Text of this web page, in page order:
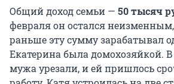
Общий доход семьи — 50 тысяч
февраля он остался
раньше эту сумму зарабатывал
Екатерина была домохозяйкой.
мужа урезали, и ей пришлось